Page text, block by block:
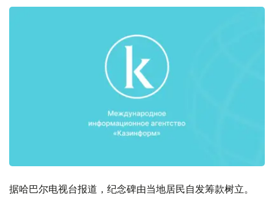
据哈巴尔电视台报道，纪念碑由当地居民自发筹款树立。